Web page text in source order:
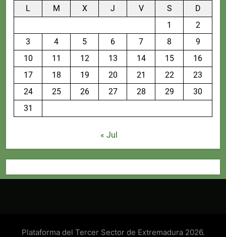
L M X J V S
D
1
2
3
4 5 6 7 8
9
10
11 12 13 14 15
16
17
18 19 20 21 22
23
24
25 26 27 28 29
30
31
« Jul
Plataforma del Tercer Sector de Extremadura 2026.